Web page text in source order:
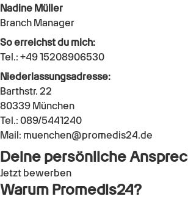
Nadine Müller
Branch Manager
So erreichst du mich:
Tel.: +49 15208906530
Niederlassungsadresse:
Barthstr. 22
80339 München
Tel.: 089/5441240
Mail: muenchen@promedis24.de
Deine persönliche
Jetzt bewerben
Warum Promedis24?